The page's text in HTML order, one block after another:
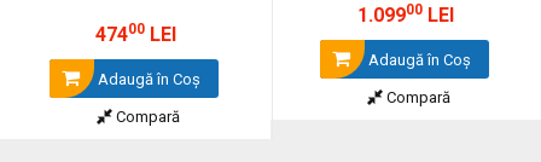
47400LEI
Adaugă în Coş
Compară
1.09900 LEI
Adaugă în Coş
Compară